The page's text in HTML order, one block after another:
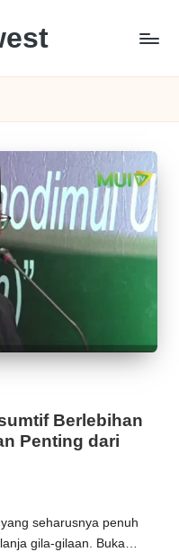
Berlebihan
Penting dari
seharusnya penuh
gila-gilaan. Buka…